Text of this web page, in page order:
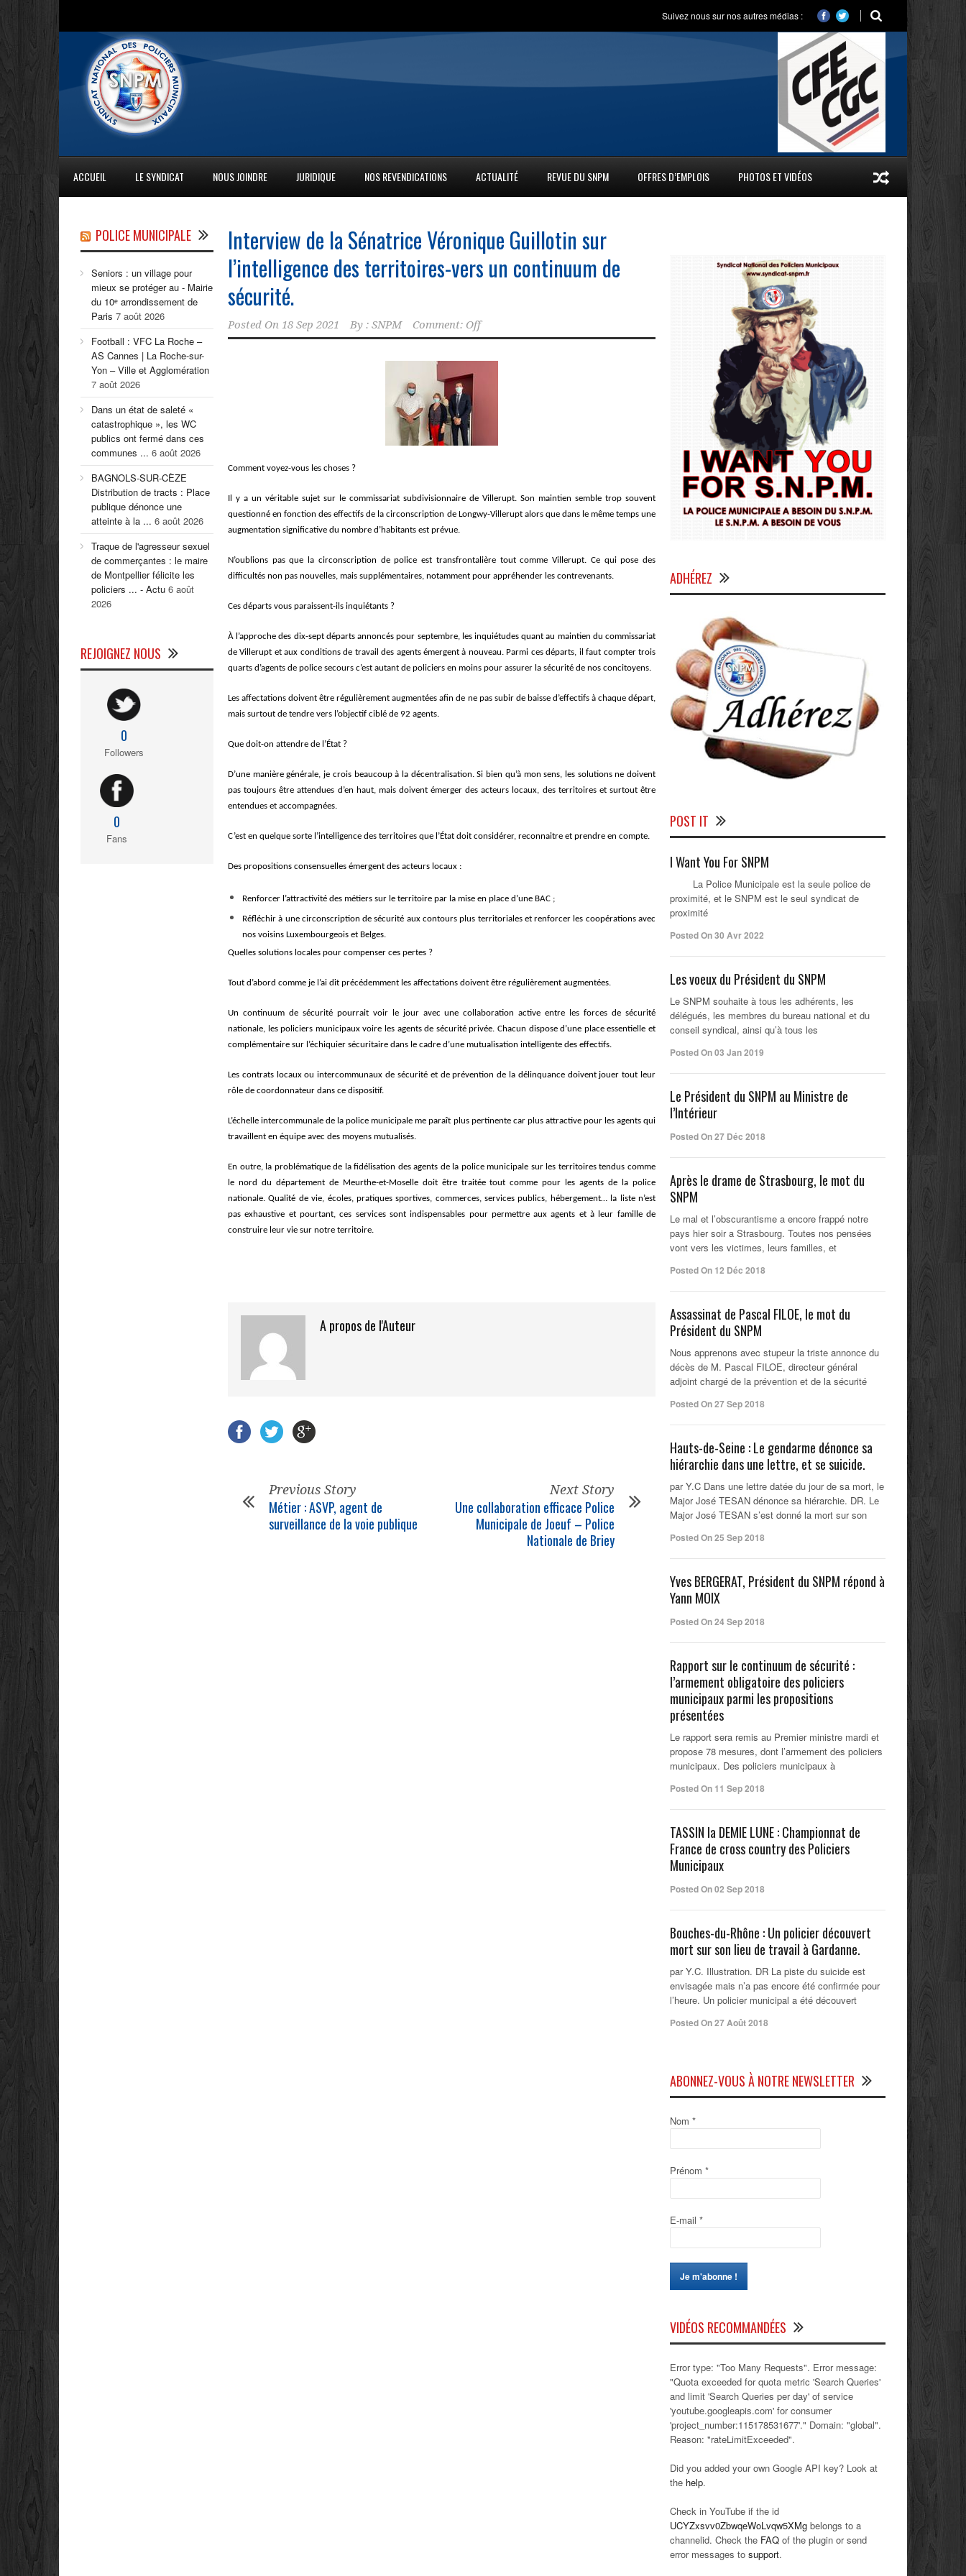
Suivez nous sur nos autres médias :
ACCUEIL LE SYNDICAT NOUS JOINDRE JURIDIQUE NOS REVENDICATIONS ACTUALITÉ REVUE DU SNPM OFFRES D’EMPLOIS PHOTOS ET VIDÉOS
Interview de la Sénatrice Véronique Guillotin sur
l’intelligence des territoires-vers un continuum de
sécurité.
Posted On 18 Sep 2021 By : SNPM Comment: Off
Comment voyez-vous les choses ?
Il y a un véritable sujet sur le commissariat subdivisionnaire de Villerupt. Son maintien semble trop souvent
questionné en fonction des effectifs de la circonscription de Longwy-Villerupt alors que dans le même temps une
augmentation significative du nombre d’habitants est prévue.
N’oublions pas que la circonscription de police est transfrontalière tout comme Villerupt. Ce qui pose des
difficultés non pas nouvelles, mais supplémentaires, notamment pour appréhender les contrevenants.
Ces départs vous paraissent-ils inquiétants ?
À l’approche des dix-sept départs annoncés pour septembre, les inquiétudes quant au maintien du commissariat
de Villerupt et aux conditions de travail des agents émergent à nouveau. Parmi ces départs, il faut compter trois
quarts d ’agents de police secours c’est autant de policiers en moins pour assurer la sécurité de nos concitoyens.
Les affectations doivent être régulièrement augmentées afin de ne pas subir de baisse d’effectifs à chaque départ,
mais surtout de tendre vers l’objectif ciblé de 92 agents.
Que doit-on attendre de l’État ?
D’une manière générale, je crois beaucoupà la décentralisation. Si bien qu’à mon sens, les solutions ne doivent
pas toujoursêtre attendues d’en haut, mais doivent émerger des acteurs locaux, des territoires et surtout être
entendues et accompagnées.
C’est en quelque sorte l ’intelligence des territoires que l ’État doit considérer, reconnaitre et prendre en compte.
Des propositions consensuelles émergent des acteurs locaux :
Renforcer l’attractivité des métiers sur le territoire par la mise en place d’une BAC ;
Réfléchir à une circonscription de sécurité aux contours plus territoriales et renforcer les coopérations avec
nos voisins Luxembourgeois et Belges.
Quelles solutions locales pour compenser ces pertes ?
Tout d’abord comme je l’ai dit précédemment les affectations doivent être régulièrement augmentées.
Un continuum de sécurité pourrait voir le jour avec une collaboration active entre les forces de sécurité
nationale, les policiers municipaux voire les agents de sécuritéprivée. Chacun dispose d ’une place essentielle et
complémentaire sur l’échiquier sécuritaire dans le cadre d ’une mutualisation intelligente des effectifs.
Les contrats locaux ou intercommunaux de sécurité et de prévention de la délinquance doivent jouer tout leur
rôle de coordonnateur dans ce dispositif.
L’échelle intercommunale de la police municipale me paraît plus pertinente car plus attractive pour les agents qui
travaillent en équipe avec des moyens mutualisés.
En outre, la probl ématique de la fidélisation des agents de la police municipale sur les territoires tendus comme
le nord du département de Meurthe-et-Moselle doit être traitéetout comme pour les agents de la police
nationale. Qualité de vie, écoles, pratiques sportives, commerces, services publics, hébergement… la liste n’est
pas exhaustive et pourtant, ces services sont indispensables pour permettre aux agents età leur famille de
construire leur vie sur notre territoire.
A propos de l'Auteur
Previous Story
Métier : ASVP, agent de
surveillance de la voie publique
Next Story
Une collaboration efficace Police
Municipale de Joeuf – Police
Nationale de Briey
POLICE MUNICIPALE
Seniors : un village pour
mieux se protéger au - Mairie
du 10ᵉ arrondissement de
Paris 7 août 2026
Football : VFC La Roche –
AS Cannes | La Roche-sur-
Yon – Ville et Agglomération
7 août 2026
Dans un état de saleté «
catastrophique », les WC
publics ont fermé dans ces
communes ... 6 août 2026
BAGNOLS-SUR-CÈZE
Distribution de tracts : Place
publique dénonce une
atteinte à la ... 6 août 2026
Traque de l'agresseur sexuel
de commerçantes : le maire
de Montpellier félicite les
policiers ... - Actu 6 août
2026
REJOIGNEZ NOUS
0
Followers
0
Fans
ADHÉREZ
POST IT
I Want You For SNPM
La Police Municipale est la seule police de
proximité, et le SNPM est le seul syndicat de
proximité
Posted On 30 Avr 2022
Les voeux du Président du SNPM
Le SNPM souhaite à tous les adhérents, les
délégués, les membres du bureau national et du
conseil syndical, ainsi qu’à tous les
Posted On 03 Jan 2019
Le Président du SNPM au Ministre de
l’Intérieur
Posted On 27 Déc 2018
Après le drame de Strasbourg, le mot du
SNPM
Le mal et l’obscurantisme a encore frappé notre
pays hier soir a Strasbourg. Toutes nos pensées
vont vers les victimes, leurs familles, et
Posted On 12 Déc 2018
Assassinat de Pascal FILOE, le mot du
Président du SNPM
Nous apprenons avec stupeur la triste annonce du
décès de M. Pascal FILOE, directeur général
adjoint chargé de la prévention et de la sécurité
Posted On 27 Sep 2018
Hauts-de-Seine : Le gendarme dénonce sa
hiérarchie dans une lettre, et se suicide.
par Y.C Dans une lettre datée du jour de sa mort, le
Major José TESAN dénonce sa hiérarchie. DR. Le
Major José TESAN s’est donné la mort sur son
Posted On 25 Sep 2018
Yves BERGERAT, Président du SNPM répond à
Yann MOIX
Posted On 24 Sep 2018
Rapport sur le continuum de sécurité :
l’armement obligatoire des policiers
municipaux parmi les propositions
présentées
Le rapport sera remis au Premier ministre mardi et
propose 78 mesures, dont l’armement des policiers
municipaux. Des policiers municipaux à
Posted On 11 Sep 2018
TASSIN la DEMIE LUNE : Championnat de
France de cross country des Policiers
Municipaux
Posted On 02 Sep 2018
Bouches-du-Rhône : Un policier découvert
mort sur son lieu de travail à Gardanne.
par Y.C. Illustration. DR La piste du suicide est
envisagée mais n’a pas encore été confirmée pour
l’heure. Un policier municipal a été découvert
Posted On 27 Août 2018
ABONNEZ-VOUS À NOTRE NEWSLETTER
Nom *
Prénom *
E-mail *
VIDÉOS RECOMMANDÉES
Error type: "Too Many Requests". Error message:
"Quota exceeded for quota metric 'Search Queries'
and limit 'Search Queries per day' of service
'youtube.googleapis.com' for consumer
'project_number:115178531677'." Domain: "global".
Reason: "rateLimitExceeded".
Did you added your own Google API key? Look at
the help.
Check in YouTube if the id
UCYZxsvv0ZbwqeWoLvqw5XMg belongs to a
channelid. Check the FAQ of the plugin or send
error messages to support.